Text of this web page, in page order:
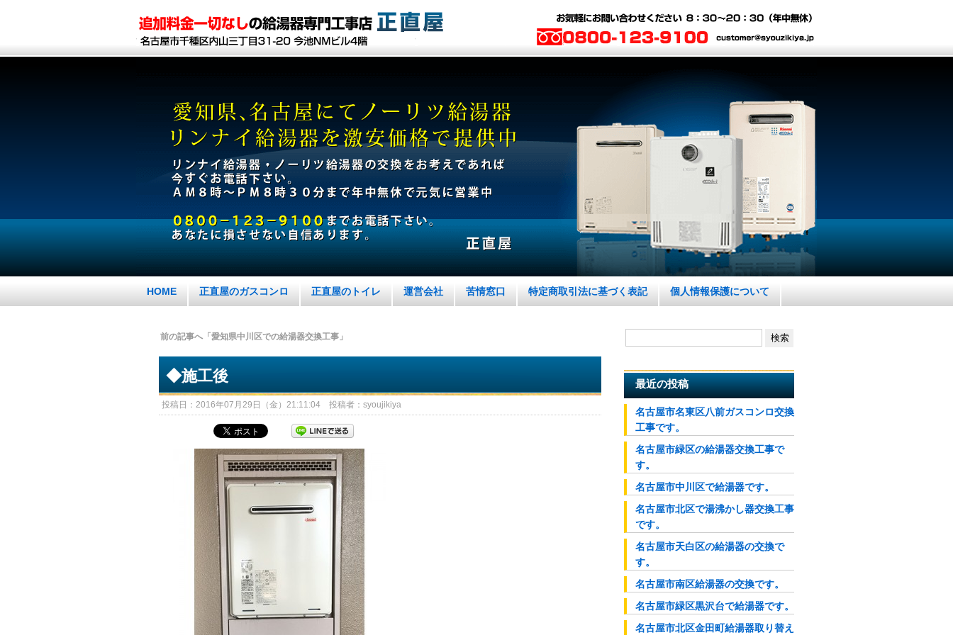
HOME 正直屋のガスコンロ 正直屋のトイレ 運営会社 苦情窓口 特定商取引法に基づく表記 個人情報保護について
前の記事へ「愛知県中川区での給湯器交換工事」
◆施工後
投稿日：2016年07月29日（金）21:11:04 投稿者：syoujikiya
最近の投稿
名古屋市名東区八前ガスコンロ交換
工事です。
名古屋市緑区の給湯器交換工事で
す。
名古屋市中川区で給湯器です。
名古屋市北区で湯沸かし器交換工事
です。
名古屋市天白区の給湯器の交換で
す。
名古屋市南区給湯器の交換です。
名古屋市緑区黒沢台で給湯器です。
名古屋市北区金田町給湯器取り替え